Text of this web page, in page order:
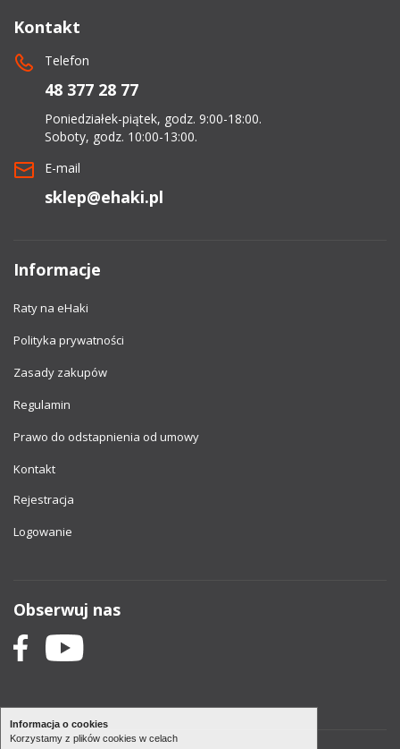
SPORTOWE
Turystyka
Przyczepy
samochodowe
Kontakt
Informacja o cookies
Korzystamy z plików cookies w celach
Kontakt
Telefon
48 377 28 77
Poniedziałek-piątek, godz. 9:00-18:00.
Soboty, godz. 10:00-13:00.
E-mail
sklep@ehaki.pl
Informacje
Raty na eHaki
Polityka prywatności
Zasady zakupów
Regulamin
Prawo do odstapnienia od umowy
Kontakt
Rejestracja
Logowanie
Obserwuj nas